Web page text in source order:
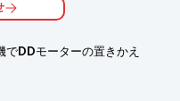
す。
でDDモーターの置きかえ